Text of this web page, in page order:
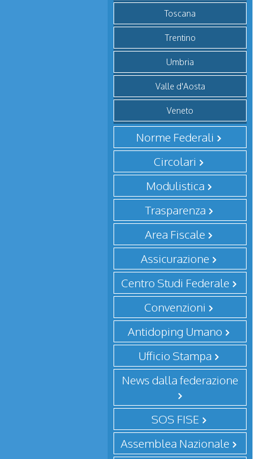
Toscana
Trentino
Umbria
Valle d'Aosta
Veneto
Norme Federali
Circolari
Modulistica
Trasparenza
Area Fiscale
Assicurazione
Centro Studi Federale
Convenzioni
Antidoping Umano
Ufficio Stampa
News dalla federazione
SOS FISE
Assemblea Nazionale